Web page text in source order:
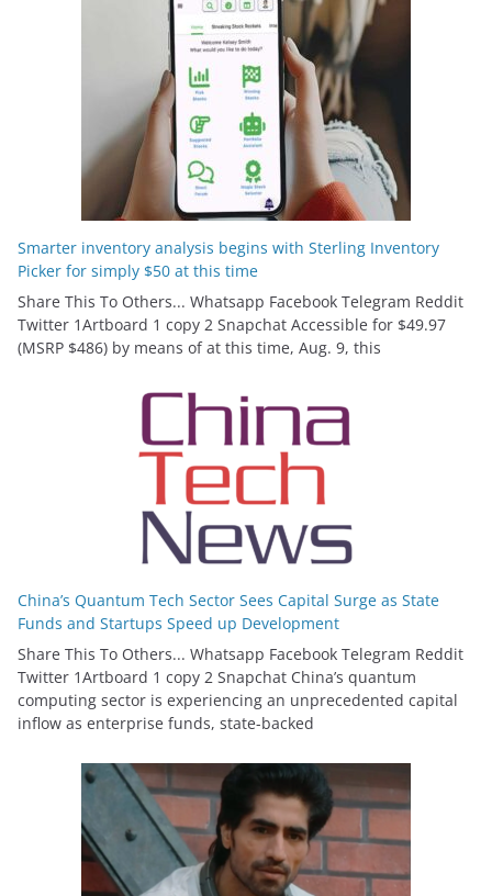
Smarter inventory analysis begins with Sterling Inventory
Picker for simply $50 at this time
Share This To Others... Whatsapp Facebook Telegram Reddit
Twitter 1Artboard 1 copy 2 Snapchat Accessible for $49.97
(MSRP $486) by means of at this time, Aug. 9, this
China’s Quantum Tech Sector Sees Capital Surge as State
Funds and Startups Speed up Development
Share This To Others... Whatsapp Facebook Telegram Reddit
Twitter 1Artboard 1 copy 2 Snapchat China’s quantum
computing sector is experiencing an unprecedented capital
inflow as enterprise funds, state-backed